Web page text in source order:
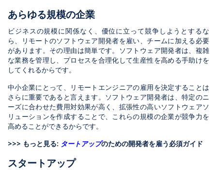
あらゆる規模の企業
ビジネスの規模に関係なく、優位に立って競争しようとするな
ら、リモートのソフトウェア開発者を雇い、チームに加える必要
があります。その理由は簡単です。ソフトウェア開発者は、複雑
な業務を管理し、プロセスを合理化して生産性を高める手助けを
してくれるからです。
中小企業にとって、リモートエンジニアの雇用を決定することは
さらに重要であると言えます。ソフトウェア開発者は、特定のニ
ーズに合わせた費用対効果が高く、拡張性の高いソフトウェアソ
リューションを作成することで、これらの規模の企業が競争力を
高めることができるからです。
>>> もっと見る: タートアップのための開発者を雇う必須ガイド
スタートアップ